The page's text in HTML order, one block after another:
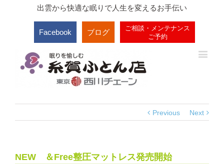
出雲から快適な眠りで人生を変えるお手伝い
Facebook ブログ
ご相談・メンテナンス
ご予約
Previous Next
NEW ＆Free整圧マットレス発売開始